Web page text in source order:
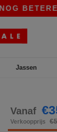
Jassen
Vanaf
Verkoopprijs